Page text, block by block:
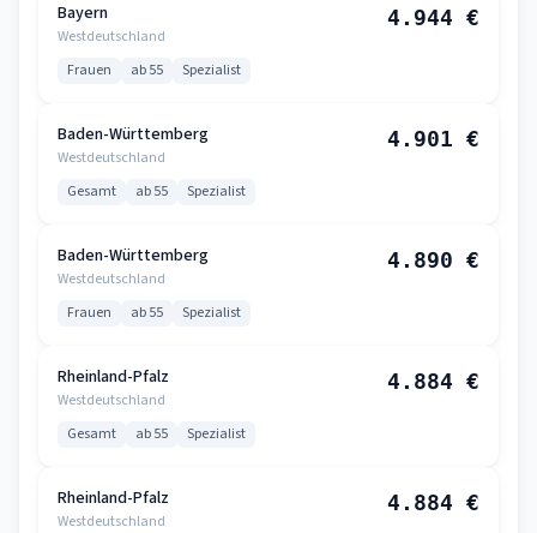
Bayern
Westdeutschland
4.944 €
Frauen ab 55 Spezialist
Baden-Württemberg
Westdeutschland
4.901 €
Gesamt ab 55 Spezialist
Baden-Württemberg
Westdeutschland
4.890 €
Frauen ab 55 Spezialist
Rheinland-Pfalz
Westdeutschland
4.884 €
Gesamt ab 55 Spezialist
Rheinland-Pfalz
Westdeutschland
4.884 €